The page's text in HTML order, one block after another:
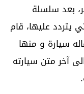
بعد سلسلة
يتردد عليها، قام
سيارة و منها
آخر متن سيارته